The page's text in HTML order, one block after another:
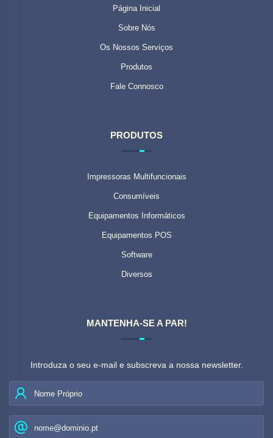
Página Inicial
Sobre Nós
Os Nossos Serviços
Produtos
Fale Connosco
PRODUTOS
Impressoras Multifuncionais
Consumíveis
Equipamentos Informáticos
Equipamentos POS
Software
Diversos
MANTENHA-SE A PAR!
Introduza o seu e-mail e subscreva a nossa newsletter.